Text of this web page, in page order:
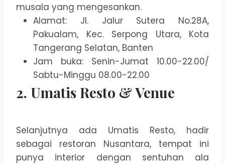
musala yang mengesankan.
Alamat: Jl. Jalur Sutera No.28A,
Pakualam, Kec. Serpong Utara, Kota
Tangerang Selatan, Banten
Jam buka: Senin-Jumat 10.00-22.00/
Sabtu-Minggu 08.00-22.00
2. Umatis Resto & Venue
Selanjutnya ada Umatis Resto, hadir
sebagai restoran Nusantara, tempat ini
punya interior dengan sentuhan ala